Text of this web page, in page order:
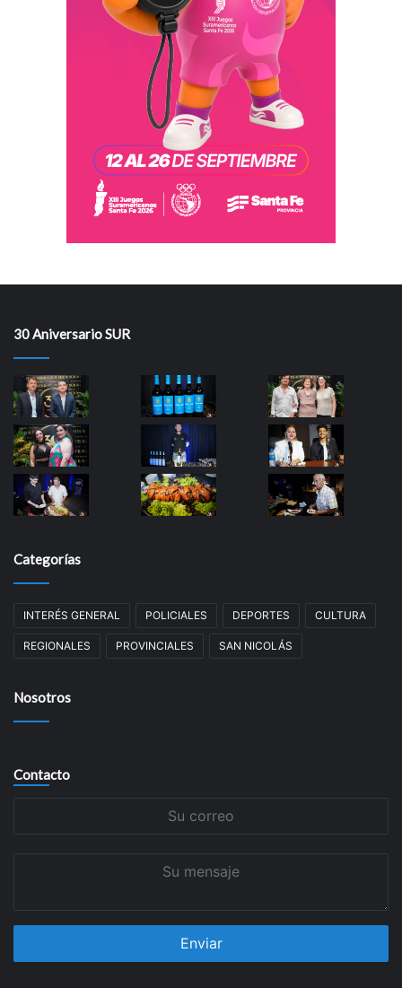
30 Aniversario SUR
Categorías
INTERÉS GENERAL POLICIALES DEPORTES CULTURA
REGIONALES PROVINCIALES SAN NICOLÁS
Nosotros
Contacto